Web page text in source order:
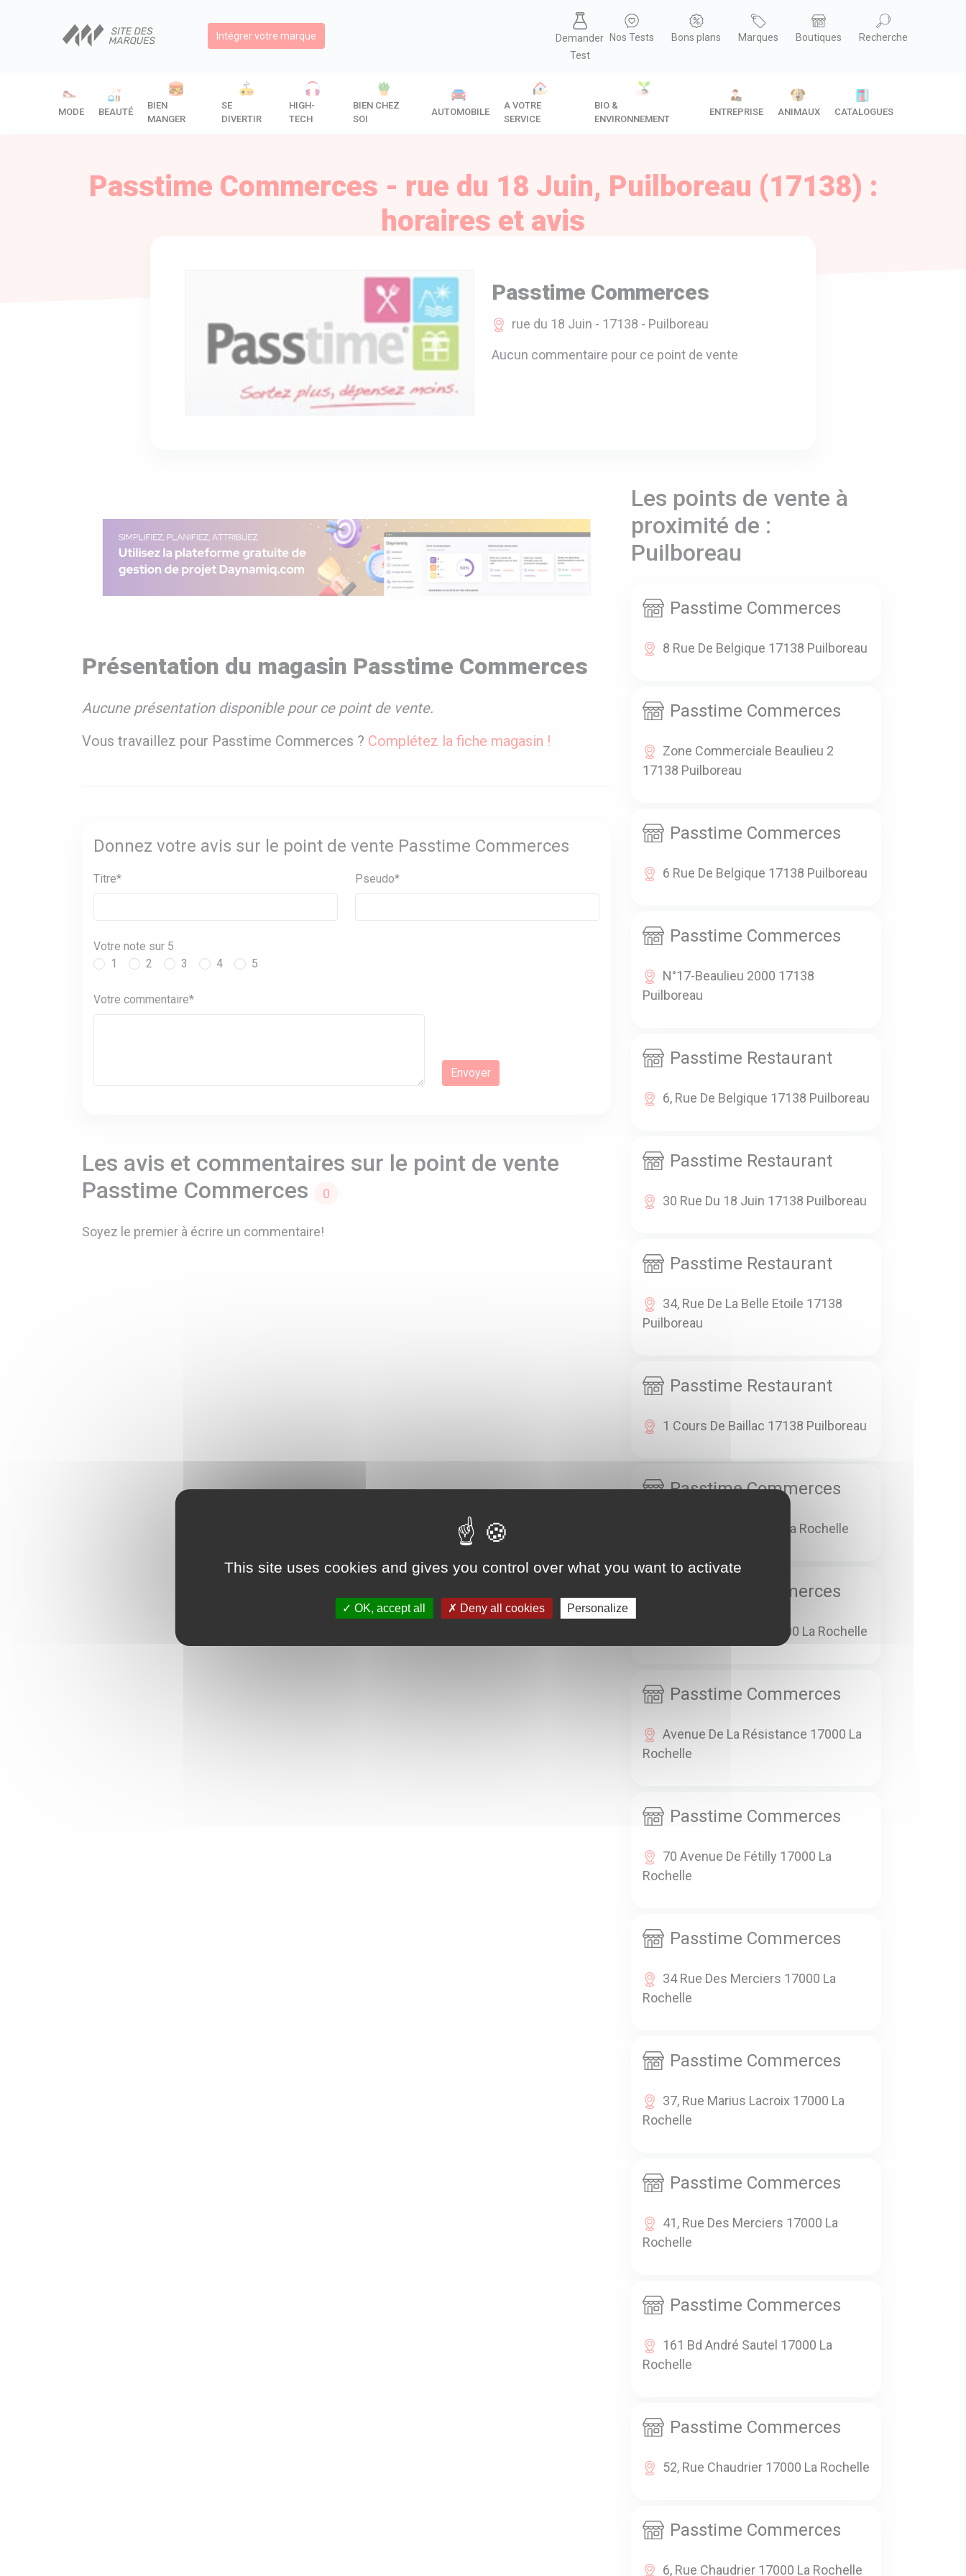
Intégrer votre marque
Demander
Test
Nos Tests Bons plans Marques Boutiques Recherche
MODE BEAUTÉ
BIEN
MANGER
SE
DIVERTIR
HIGH-
TECH
BIEN CHEZ
SOI
AUTOMOBILE
A VOTRE
SERVICE
BIO &
ENVIRONNEMENT
ENTREPRISE ANIMAUX CATALOGUES
Passtime Commerces - rue du 18 Juin, Puilboreau (17138) :
horaires et avis
Passtime Commerces
rue du 18 Juin - 17138 - Puilboreau
Aucun commentaire pour ce point de vente
Présentation du magasin Passtime Commerces
Aucune présentation disponible pour ce point de vente.
Vous travaillez pour Passtime Commerces ? Complétez la fiche magasin !
Donnez votre avis sur le point de vente Passtime Commerces
Titre* Pseudo*
Votre note sur 5
1
2 3 4 5
Votre commentaire*
Les avis et commentaires sur le point de vente
Passtime Commerces
0
Soyez le premier à écrire un commentaire!
Les points de vente à
proximité de :
Puilboreau
Passtime Commerces
8 Rue De Belgique 17138 Puilboreau
Passtime Commerces
Zone Commerciale Beaulieu 2
17138 Puilboreau
Passtime Commerces
6 Rue De Belgique 17138 Puilboreau
Passtime Commerces
N°17-Beaulieu 2000 17138
Puilboreau
Passtime Restaurant
6, Rue De Belgique 17138 Puilboreau
Passtime Restaurant
30 Rue Du 18 Juin 17138 Puilboreau
Passtime Restaurant
34, Rue De La Belle Etoile 17138
Puilboreau
Passtime Restaurant
1 Cours De Baillac 17138 Puilboreau
Passtime Commerces
22 Rue Thiers 17000 La Rochelle
Passtime Commerces
19 Rue Albert 1er 17000 La Rochelle
Passtime Commerces
Avenue De La Résistance 17000 La
Rochelle
Passtime Commerces
70 Avenue De Fétilly 17000 La
Rochelle
Passtime Commerces
34 Rue Des Merciers 17000 La
Rochelle
Passtime Commerces
37, Rue Marius Lacroix 17000 La
Rochelle
Passtime Commerces
41, Rue Des Merciers 17000 La
Rochelle
Passtime Commerces
161 Bd André Sautel 17000 La
Rochelle
Passtime Commerces
52, Rue Chaudrier 17000 La Rochelle
Passtime Commerces
6, Rue Chaudrier 17000 La Rochelle
This site uses cookies and gives you control over what you want to activate
OK, accept all Deny all cookies Personalize